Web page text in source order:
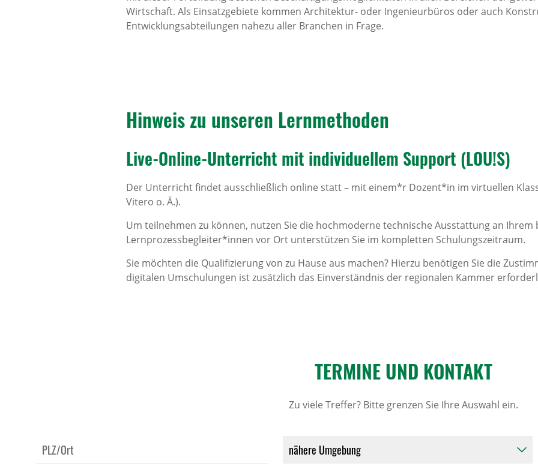
Wirtschaft. Als Einsatzgebiete kommen Architektur- oder Ingenieurbüros oder auch
Entwicklungsabteilungen nahezu aller Branchen in Frage.
Hinweis zu unseren Lern­me­thoden
Live-Online-Unter­richt mit indi­vi­du­ellem Support (LOU!S)
Der Unterricht findet ausschließlich online statt – mit einem*r Dozent*in im virtuellen
Vitero o. Ä.).
Um teilnehmen zu können, nutzen Sie die hochmoderne technische Ausstattung an Ihrem
Lernprozessbegleiter*innen vor Ort unterstützen Sie im kompletten Schulungszeitraum.
Sie möchten die Qualifizierung von zu Hause aus machen? Hierzu benötigen Sie die
digitalen Umschulungen ist zusätzlich das Einverständnis der regionalen Kammer
TERMINE UND KONTAKT
Zu viele Treffer? Bitte grenzen Sie Ihre Auswahl ein.